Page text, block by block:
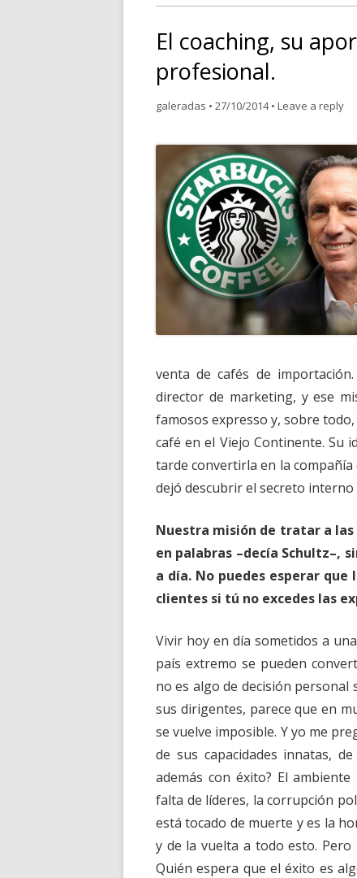
El coaching, su
profesional.
galeradas • 27/10/2014 • Leave a reply
venta de cafés de
director de marketing, y ese
famosos expresso y, sobre
café en el Viejo Continente. Su
tarde convertirla en la compañía
dejó descubrir el secreto interno
Nuestra misión de tratar a las
en palabras –decía Schultz–,
a día. No puedes esperar
clientes si tú no excedes las
Vivir hoy en día sometidos a
país extremo se pueden
no es algo de decisión
sus dirigentes, parece que en
se vuelve imposible. Y yo me
de sus capacidades innatas,
además con éxito? El
falta de líderes, la corrupción
está tocado de muerte y es la
y de la vuelta a todo esto. Pero
Quién espera que el éxito es